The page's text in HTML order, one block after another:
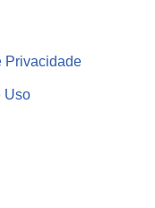
Privacidade
Uso